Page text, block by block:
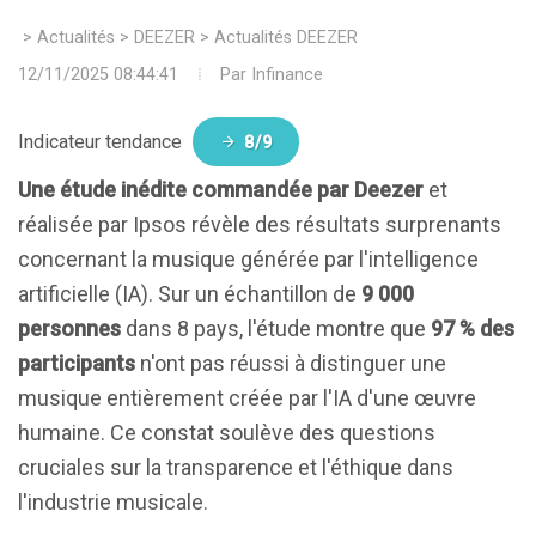
> Actualités > DEEZER > Actualités DEEZER
12/11/2025 08:44:41
Par Infinance
Indicateur tendance 8/9
Une étude inédite commandée par Deezer et
réalisée par Ipsos révèle des résultats surprenants
concernant la musique générée par l'intelligence
artificielle (IA). Sur un échantillon de 9 000
personnes dans 8 pays, l'étude montre que 97 % des
participants n'ont pas réussi à distinguer une
musique entièrement créée par l'IA d'une œuvre
humaine. Ce constat soulève des questions
cruciales sur la transparence et l'éthique dans
l'industrie musicale.